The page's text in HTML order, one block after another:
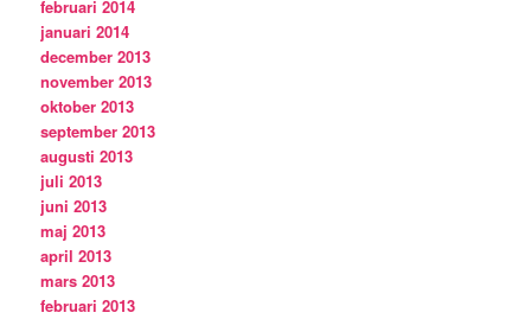
februari 2014
januari 2014
december 2013
november 2013
oktober 2013
september 2013
augusti 2013
juli 2013
juni 2013
maj 2013
april 2013
mars 2013
februari 2013